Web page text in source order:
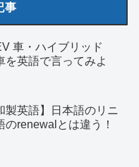
事
車・ハイブリッド
を英語で言ってみよ
製英語】日本語のリニ
のrenewalとは違う！